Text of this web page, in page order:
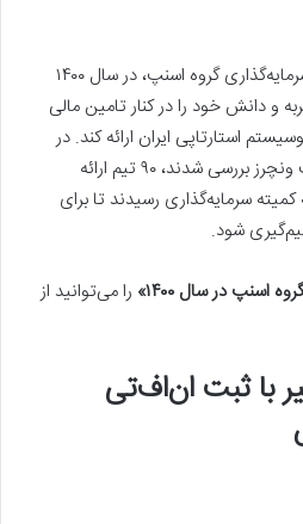
اسنپ‌ونچرز، به‌عنوان بازوی سرمایه‌گذاری گروه اسنپ، در سال ۱۴۰۰
و دانش خود را در کنار تامین مالی
استارتاپی ایران ارائه کند. در
سال گذشته، ۱۷۰ تیم در اسنپ ونچرز بررسی شدند، ۹۰ تیم ارائه
داشتند و ۱۵ تیم به کمیته سرمایه‌گذاری رسیدند تا برای
شود.
اسنپ در سال ۱۴۰۰» را می‌توانید از
با ثبت ان‌اف‌تی